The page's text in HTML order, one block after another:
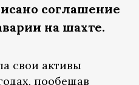
соглашение
на шахте.
свои активы
пообещав